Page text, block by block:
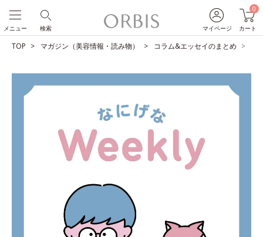
マイページ
0
カート
検索
メニュー
TOP マガジン（美容情報・読み物） コラム&エッセイのまとめ